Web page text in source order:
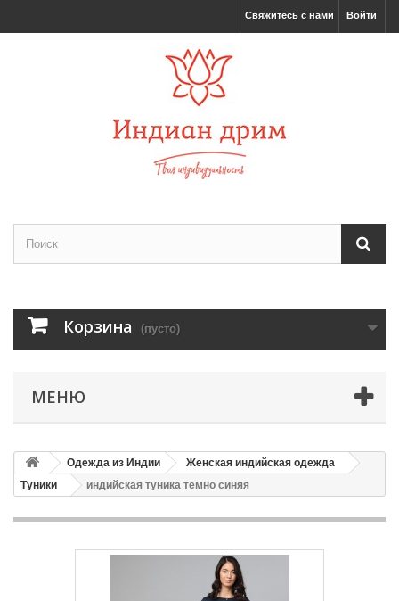
Войти
Свяжитесь с нами
Корзина (пусто)
МЕНЮ
Одежда из Индии
Женская индийская одежда
Туники
индийская туника темно синяя